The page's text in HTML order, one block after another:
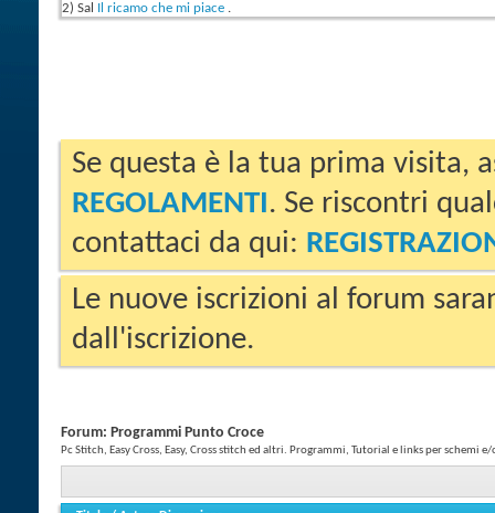
2) Sal Il ricamo che mi piace .
Se questa è la tua prima visita,
REGOLAMENTI. Se riscontri
contattaci da qui:
Le nuove iscrizioni al forum
dall'iscrizione.
Forum: Programmi Punto Croce
Pc Stitch, Easy Cross, Easy, Cross stitch ed altri. Programmi, Tutorial e links per schemi